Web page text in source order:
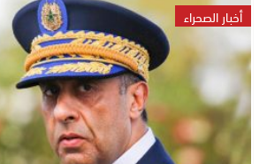
أخبار الصحراء